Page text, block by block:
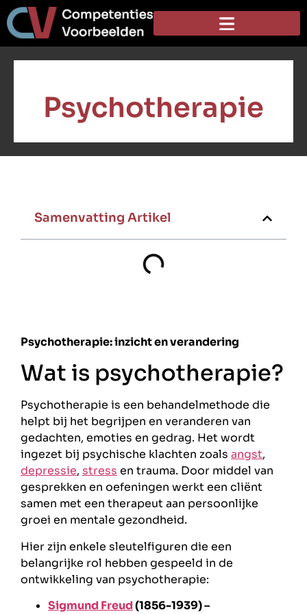
Psychotherapie
Samenvatting Artikel
Psychotherapie: inzicht en verandering
Wat is psychotherapie?
Psychotherapie is een behandelmethode die
helpt bij het begrijpen en veranderen van
gedachten, emoties en gedrag. Het wordt
ingezet bij psychische klachten zoals angst,
depressie, stress en trauma. Door middel van
gesprekken en oefeningen werkt een cliënt
samen met een therapeut aan persoonlijke
groei en mentale gezondheid.
Hier zijn enkele sleutelfiguren die een
belangrijke rol hebben gespeeld in de
ontwikkeling van psychotherapie:
Sigmund Freud(1856-1939) –